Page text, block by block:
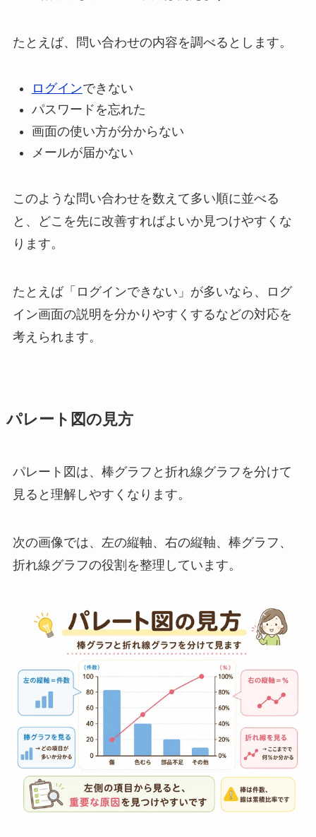
たとえば、問い合わせの内容を調べるとします。
ログインできない
パスワードを忘れた
画面の使い方が分からない
メールが届かない
このような問い合わせを数えて多い順に並べる
と、どこを先に改善すればよいか見つけやすくな
ります。
たとえば「ログインできない」が多いなら、ログ
イン画面の説明を分かりやすくするなどの対応を
考えられます。
パレート図の見方
パレート図は、棒グラフと折れ線グラフを分けて
見ると理解しやすくなります。
次の画像では、左の縦軸、右の縦軸、棒グラフ、
折れ線グラフの役割を整理しています。